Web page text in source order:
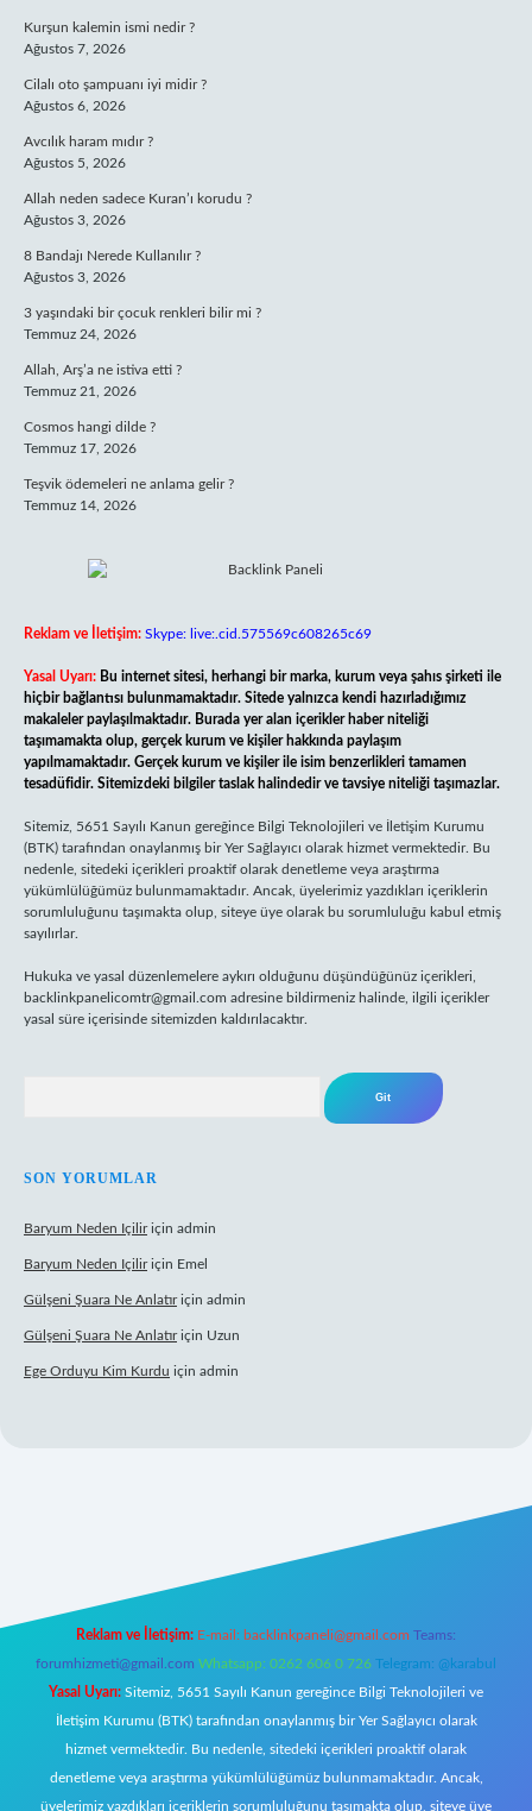
Kurşun kalemin ismi nedir ?
Ağustos 7, 2026
Cilalı oto şampuanı iyi midir ?
Ağustos 6, 2026
Avcılık haram mıdır ?
Ağustos 5, 2026
Allah neden sadece Kuran’ı korudu ?
Ağustos 3, 2026
8 Bandajı Nerede Kullanılır ?
Ağustos 3, 2026
3 yaşındaki bir çocuk renkleri bilir mi ?
Temmuz 24, 2026
Allah, Arş’a ne istiva etti ?
Temmuz 21, 2026
Cosmos hangi dilde ?
Temmuz 17, 2026
Teşvik ödemeleri ne anlama gelir ?
Temmuz 14, 2026
Reklam ve İletişim: Skype: live:.cid.575569c608265c69
Yasal Uyarı: Bu internet sitesi, herhangi bir marka, kurum veya şahıs şirketi ile
hiçbir bağlantısı bulunmamaktadır. Sitede yalnızca kendi hazırladığımız
makaleler paylaşılmaktadır. Burada yer alan içerikler haber niteliği
taşımamakta olup, gerçek kurum ve kişiler hakkında paylaşım
yapılmamaktadır. Gerçek kurum ve kişiler ile isim benzerlikleri tamamen
tesadüfidir. Sitemizdeki bilgiler taslak halindedir ve tavsiye niteliği taşımazlar.
Sitemiz, 5651 Sayılı Kanun gereğince Bilgi Teknolojileri ve İletişim Kurumu
(BTK) tarafından onaylanmış bir Yer Sağlayıcı olarak hizmet vermektedir. Bu
nedenle, sitedeki içerikleri proaktif olarak denetleme veya araştırma
yükümlülüğümüz bulunmamaktadır. Ancak, üyelerimiz yazdıkları içeriklerin
sorumluluğunu taşımakta olup, siteye üye olarak bu sorumluluğu kabul etmiş
sayılırlar.
Hukuka ve yasal düzenlemelere aykırı olduğunu düşündüğünüz içerikleri,
backlinkpanelicomtr@gmail.com adresine bildirmeniz halinde, ilgili içerikler
yasal süre içerisinde sitemizden kaldırılacaktır.
SON YORUMLAR
Baryum Neden Içiliriçin admin
Baryum Neden Içiliriçin Emel
Gülşeni Şuara Ne Anlatıriçin admin
Gülşeni Şuara Ne Anlatıriçin Uzun
Ege Orduyu Kim Kurdu için admin
Reklam ve İletişim: E-mail: backlinkpaneli@gmail.com Teams:
forumhizmeti@gmail.com Whatsapp: 0262 606 0 726 Telegram: @karabul
Yasal Uyarı: Sitemiz, 5651 Sayılı Kanun gereğince Bilgi Teknolojileri ve
İletişim Kurumu (BTK) tarafından onaylanmış bir Yer Sağlayıcı olarak
hizmet vermektedir. Bu nedenle, sitedeki içerikleri proaktif olarak
denetleme veya araştırma yükümlülüğümüz bulunmamaktadır. Ancak,
üyelerimiz yazdıkları içeriklerin sorumluluğunu taşımakta olup, siteye üye